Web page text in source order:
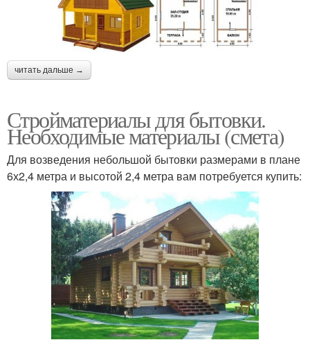
читать дальше →
Стройматериалы для бытовки.
Необходимые материалы (смета)
Для возведения небольшой бытовки размерами в плане
6х2,4 метра и высотой 2,4 метра вам потребуется купить: